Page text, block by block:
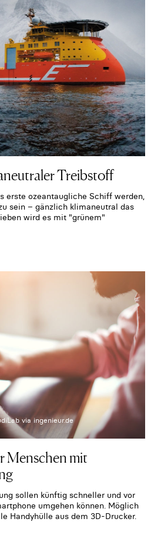
Treibstoff
erste ozeantaugliche Schiff werden,
sein – gänzlich klimaneutral das
wird es mit "grünem"
via ingenieur.de
Menschen mit
sollen künftig schneller und vor
umgehen können. Möglich
Handyhülle aus dem 3D-Drucker.